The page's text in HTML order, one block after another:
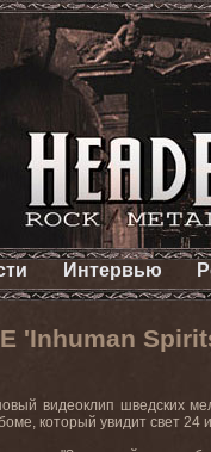
Интервью
'Inhuman
видеоклип шведских
который увидит свет 24